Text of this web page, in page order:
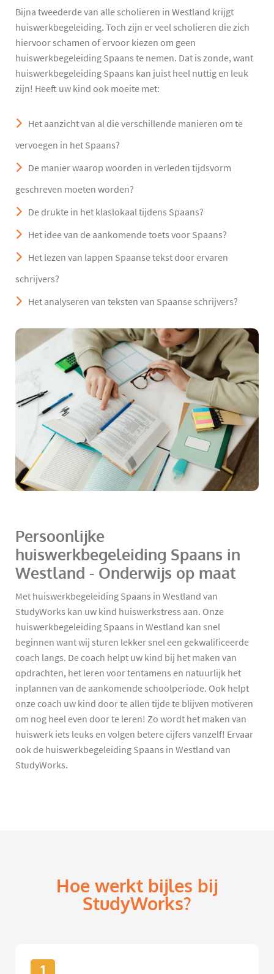
Bijna tweederde van alle scholieren in Westland krijgt
huiswerkbegeleiding. Toch zijn er veel scholieren die zich
hiervoor schamen of ervoor kiezen om geen
huiswerkbegeleiding Spaans te nemen. Dat is zonde, want
huiswerkbegeleiding Spaans kan juist heel nuttig en leuk
zijn! Heeft uw kind ook moeite met:
Het aanzicht van al die verschillende manieren om te
vervoegen in het Spaans?
De manier waarop woorden in verleden tijdsvorm
geschreven moeten worden?
De drukte in het klaslokaal tijdens Spaans?
Het idee van de aankomende toets voor Spaans?
Het lezen van lappen Spaanse tekst door ervaren
schrijvers?
Het analyseren van teksten van Spaanse schrijvers?
Persoonlijke
huiswerkbegeleiding Spaans in
Westland - Onderwijs op maat
Met huiswerkbegeleiding Spaans in Westland van
StudyWorks kan uw kind huiswerkstress aan. Onze
huiswerkbegeleiding Spaans in Westland kan snel
beginnen want wij sturen lekker snel een gekwalificeerde
coach langs. De coach helpt uw kind bij het maken van
opdrachten, het leren voor tentamens en natuurlijk het
inplannen van de aankomende schoolperiode. Ook helpt
onze coach uw kind door te allen tijde te blijven motiveren
om nog heel even door te leren! Zo wordt het maken van
huiswerk iets leuks en volgen betere cijfers vanzelf! Ervaar
ook de huiswerkbegeleiding Spaans in Westland van
StudyWorks.
Hoe werkt bijles bij
StudyWorks?